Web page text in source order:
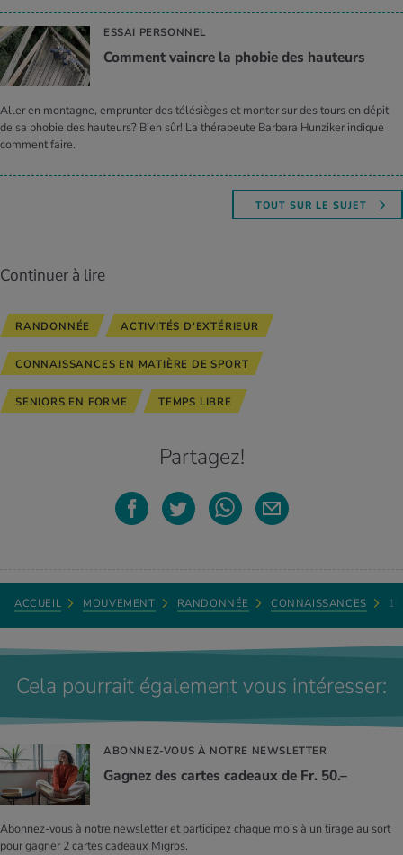
ESSAI PERSONNEL
Com­ment vaincre la pho­bie des hau­teurs
Aller en montagne, emprunter des télésièges et monter sur des tours en dépit
de sa phobie des hauteurs? Bien sûr! La thérapeute Barbara Hunziker indique
comment faire.
TOUT SUR LE SUJET
Continuer à lire
RANDONNÉE ACTIVITÉS D'EXTÉRIEUR
CONNAISSANCES EN MATIÈRE DE SPORT
SENIORS EN FORME TEMPS LIBRE
Partagez!
ACCUEIL MOUVEMENT RANDONNÉE CONNAISSANCES
Cela pourrait également vous intéresser:
ABONNEZ-VOUS À NOTRE NEWSLETTER
Gagnez des cartes cadeaux de Fr. 50.–
Abonnez-vous à notre newsletter et participez chaque mois à un tirage au sort
pour gagner 2 cartes cadeaux Migros.